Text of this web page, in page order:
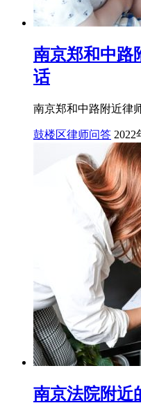
南京郑和中路
话
南京郑和中路附近律
鼓楼区律师问答 2022
南京法院附近